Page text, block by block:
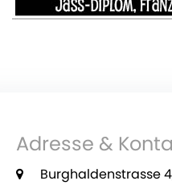
Adresse &
Burghaldenstrasse